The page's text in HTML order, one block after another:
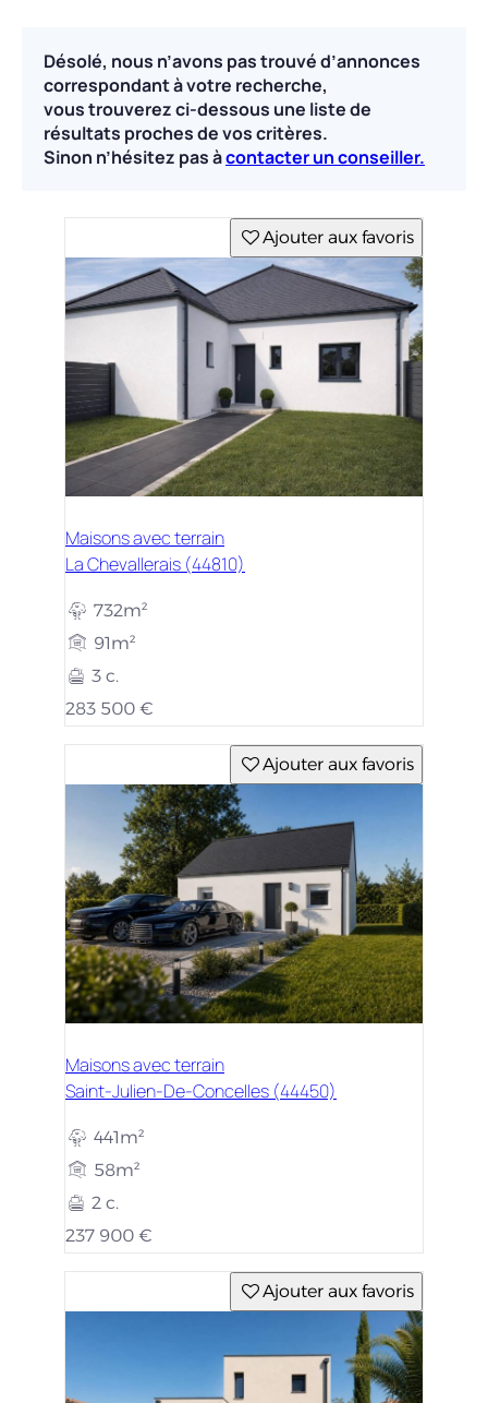
Désolé, nous n’avons pas trouvé d’annonces
correspondant à votre recherche,
vous trouverez ci-dessous une liste de
résultats proches de vos critères.
Sinon n’hésitez pas àcontacter un conseiller.
Ajouter aux favoris
Maisons avec terrain
La Chevallerais (44810)
732m²
91m²
3 c.
283 500 €
Ajouter aux favoris
Maisons avec terrain
Saint-Julien-De-Concelles (44450)
441m²
58m²
2 c.
237 900 €
Ajouter aux favoris